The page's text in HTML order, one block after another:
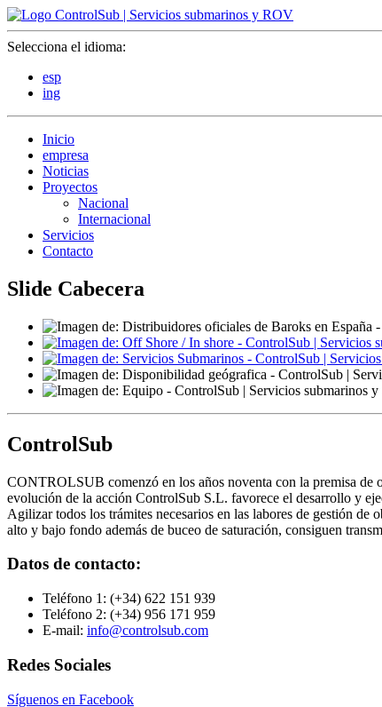
Selecciona el idioma:
esp
ing
Inicio
empresa
Noticias
Proyectos
Nacional
Internacional
Servicios
Contacto
Slide Cabecera
ControlSub
CONTROLSUB comenzó en los años noventa con la premisa de
evolución de la acción ControlSub S.L. favorece el desarrollo y
Agilizar todos los trámites necesarios en las labores de gestión
alto y bajo fondo además de buceo de saturación, consiguen
Datos de contacto:
Teléfono 1: (+34) 622 151 939
Teléfono 2: (+34) 956 171 959
E-mail: info@controlsub.com
Redes Sociales
Síguenos en Facebook